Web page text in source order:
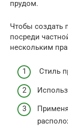
прудом.
Чтобы создать
посреди
нескольким
Стиль